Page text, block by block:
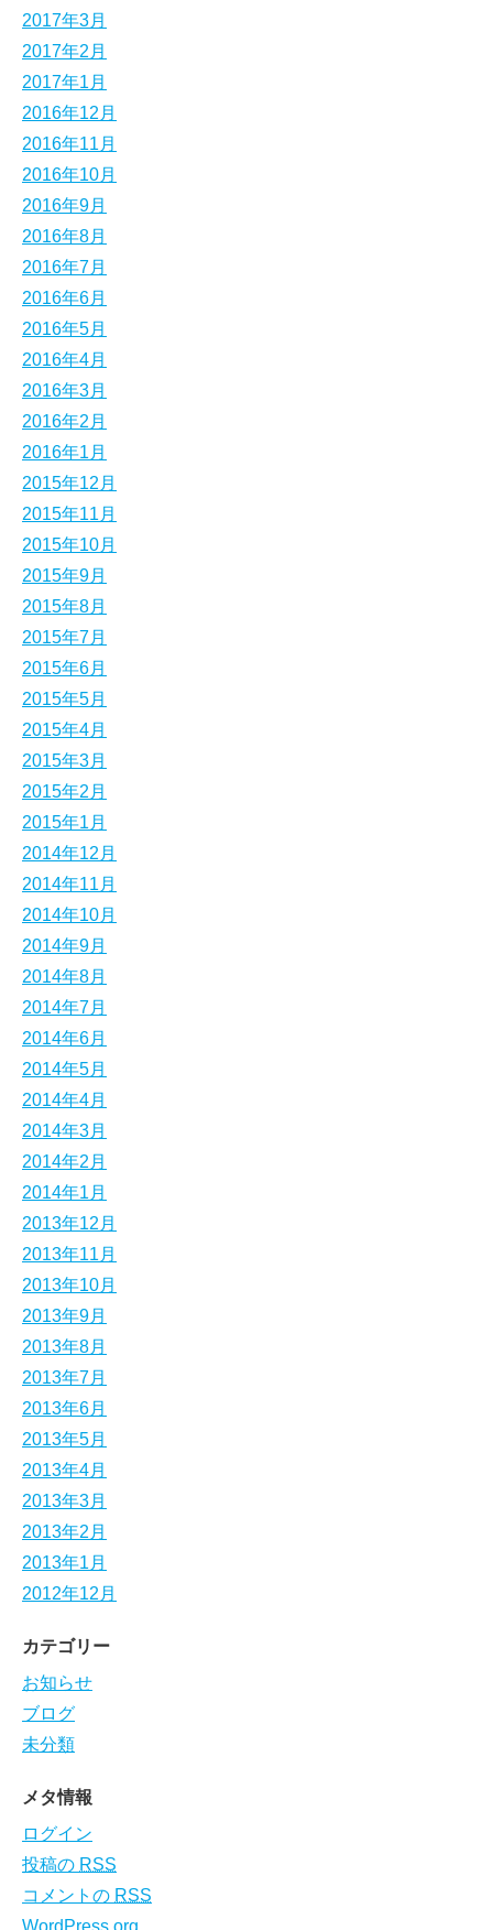
2017年3月
2017年2月
2017年1月
2016年12月
2016年11月
2016年10月
2016年9月
2016年8月
2016年7月
2016年6月
2016年5月
2016年4月
2016年3月
2016年2月
2016年1月
2015年12月
2015年11月
2015年10月
2015年9月
2015年8月
2015年7月
2015年6月
2015年5月
2015年4月
2015年3月
2015年2月
2015年1月
2014年12月
2014年11月
2014年10月
2014年9月
2014年8月
2014年7月
2014年6月
2014年5月
2014年4月
2014年3月
2014年2月
2014年1月
2013年12月
2013年11月
2013年10月
2013年9月
2013年8月
2013年7月
2013年6月
2013年5月
2013年4月
2013年3月
2013年2月
2013年1月
2012年12月
カテゴリー
お知らせ
ブログ
未分類
メタ情報
ログイン
投稿の RSS
コメントの RSS
WordPress.org